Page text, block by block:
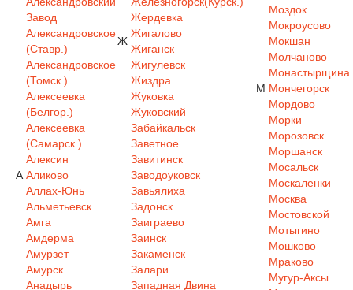
А
Завод
Александровское
(Ставр.)
Александровское
(Томск.)
Алексеевка
(Белгор.)
Алексеевка
(Самарск.)
Алексин
Аликово
Аллах-Юнь
Альметьевск
Амга
Амдерма
Амурзет
Амурск
Анадырь
Ж
Жердевка
Жигалово
Жиганск
Жигулевск
Жиздра
Жуковка
Жуковский
Забайкальск
Заветное
Завитинск
Заводоуковск
Завьялиха
Задонск
Заиграево
Заинск
Закаменск
Залари
Западная Двина
М
Моздок
Мокроусово
Мокшан
Молчаново
Монастырщина
Мончегорск
Мордово
Морки
Морозовск
Моршанск
Мосальск
Москаленки
Москва
Мостовской
Мотыгино
Мошково
Мраково
Мугур-Аксы